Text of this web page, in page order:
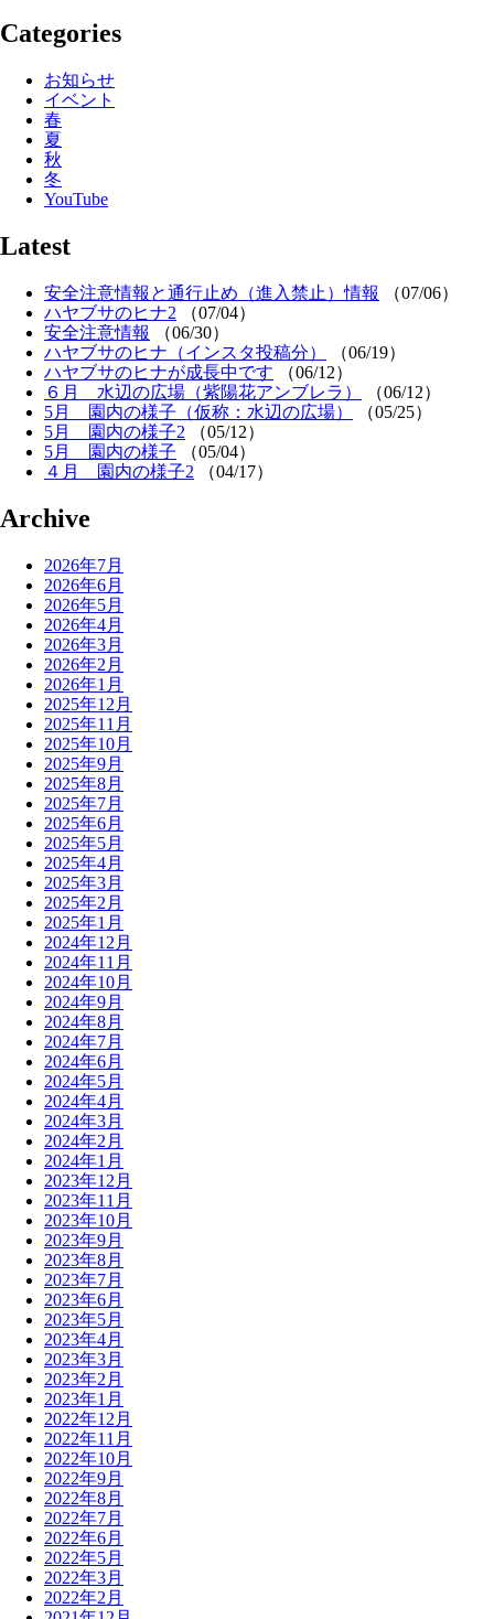
Categories
お知らせ
イベント
春
夏
秋
冬
YouTube
Latest
安全注意情報と通行止め（進入禁止）情報
（07/06）
ハヤブサのヒナ2
（07/04）
安全注意情報
（06/30）
ハヤブサのヒナ（インスタ投稿分）
（06/19）
ハヤブサのヒナが成長中です
（06/12）
６月 水辺の広場（紫陽花アンブレラ）
（06/12）
5月 園内の様子（仮称：水辺の広場）
（05/25）
5月 園内の様子2
（05/12）
5月 園内の様子
（05/04）
４月 園内の様子2
（04/17）
Archive
2026年7月
2026年6月
2026年5月
2026年4月
2026年3月
2026年2月
2026年1月
2025年12月
2025年11月
2025年10月
2025年9月
2025年8月
2025年7月
2025年6月
2025年5月
2025年4月
2025年3月
2025年2月
2025年1月
2024年12月
2024年11月
2024年10月
2024年9月
2024年8月
2024年7月
2024年6月
2024年5月
2024年4月
2024年3月
2024年2月
2024年1月
2023年12月
2023年11月
2023年10月
2023年9月
2023年8月
2023年7月
2023年6月
2023年5月
2023年4月
2023年3月
2023年2月
2023年1月
2022年12月
2022年11月
2022年10月
2022年9月
2022年8月
2022年7月
2022年6月
2022年5月
2022年3月
2022年2月